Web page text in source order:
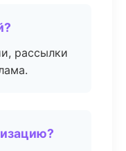
рассылки